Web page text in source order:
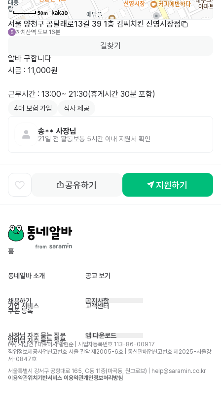
50m
서울 양천구 곰달래로13길 39 1층 김씨치킨 신영시장점
5 까치산역 도보 16분
길찾기
알바 구합니다
시급 : 11,000원
4대 보험 가입 식사 제공
송** 사장님
21일 전 활동보통 5시간 이내 지원서 확인
공유하기 지원하기
홈
동네알바 소개 공고 보기
채용하기
기업 서비스
쿠폰 등록
공지사항
고객센터
사장님 자주 묻는 질문
알바님 자주 묻는 질문
앱 다운로드
(주) 사람인 | 대표이사 황현순 | 사업자등록번호 113-86-00917
직업정보제공사업신고번호 서울 관악 제2005-6호 | 통신판매업신고번호 제2025-서울강
서-0847호
서울특별시 강서구 공항대로 165, C동 11층(마곡동, 원그로브) | help@saramin.co.kr
이용약관위치기반서비스 이용약관개인정보처리방침